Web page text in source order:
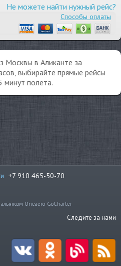
Не можете найти нужный рейс?
Способы оплаты
Москвы в Аликанте за
выбирайте прямые рейсы
полета.
+7 910 465-50-70
Oneaero-GoCharter
Следите за нами